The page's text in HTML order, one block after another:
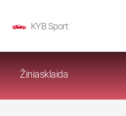
KYB Sport
Žiniasklaida